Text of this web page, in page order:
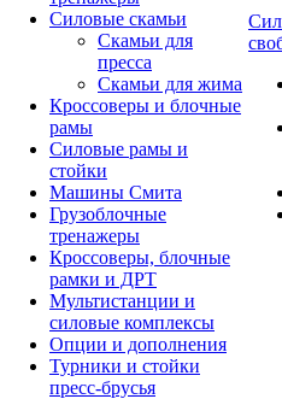
Силовые скамьи
Скамьи для
пресса
Скамьи для жима
Кроссоверы и блочные
рамы
Силовые рамы и
стойки
Машины Смита
Грузоблочные
тренажеры
Кроссоверы, блочные
рамки и ДРТ
Мультистанции и
силовые комплексы
Опции и дополнения
Турники и стойки
пресс-брусья